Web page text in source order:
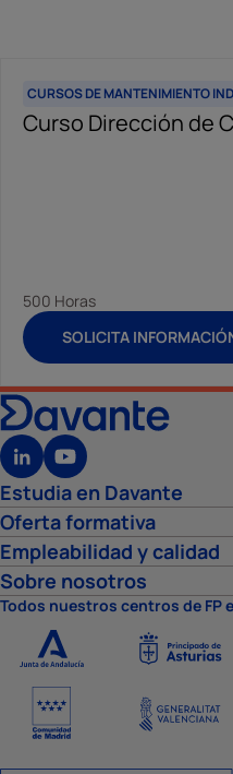
CURSOS DE MANTENIMIENTO
Curso Dirección de
500 Horas
SOLICITA
Estudia en Davante
Oferta formativa
Empleabilidad y calidad
Sobre nosotros
Todos nuestros centros de FP